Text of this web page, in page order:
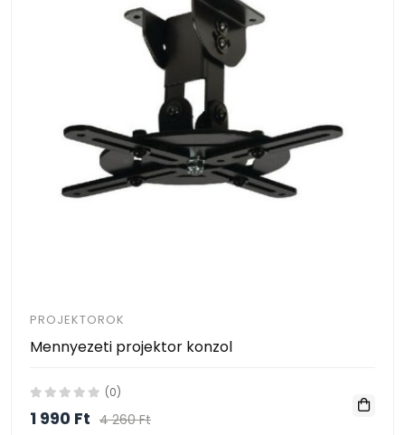
PROJEKTOROK
Mennyezeti projektor konzol
(0)
1 990 Ft 4 260 Ft